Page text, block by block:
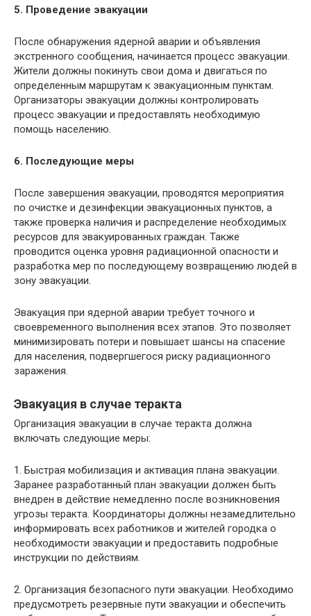
5. Проведение эвакуации
После обнаружения ядерной аварии и объявления
экстренного сообщения, начинается процесс эвакуации.
Жители должны покинуть свои дома и двигаться по
определенным маршрутам к эвакуационным пунктам.
Организаторы эвакуации должны контролировать
процесс эвакуации и предоставлять необходимую
помощь населению.
6. Последующие меры
После завершения эвакуации, проводятся мероприятия
по очистке и дезинфекции эвакуационных пунктов, а
также проверка наличия и распределение необходимых
ресурсов для эвакуированных граждан. Также
проводится оценка уровня радиационной опасности и
разработка мер по последующему возвращению людей в
зону эвакуации.
Эвакуация при ядерной аварии требует точного и
своевременного выполнения всех этапов. Это позволяет
минимизировать потери и повышает шансы на спасение
для населения, подвергшегося риску радиационного
заражения.
Эвакуация в случае теракта
Организация эвакуации в случае теракта должна
включать следующие меры:
1. Быстрая мобилизация и активация плана эвакуации.
Заранее разработанный план эвакуации должен быть
внедрен в действие немедленно после возникновения
угрозы теракта. Координаторы должны незамедлительно
информировать всех работников и жителей городка о
необходимости эвакуации и предоставить подробные
инструкции по действиям.
2. Организация безопасного пути эвакуации. Необходимо
предусмотреть резервные пути эвакуации и обеспечить